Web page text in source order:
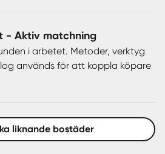
- Aktiv matchning
i arbetet. Metoder, verktyg
används för att koppla köpare
liknande bostäder